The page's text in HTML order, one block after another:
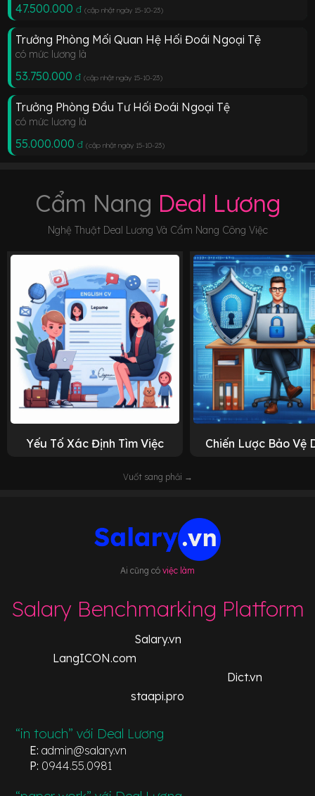
47.500.000 đ (cập nhật ngày 15-10-23)
Trưởng Phòng Mối Quan Hệ Hối Đoái Ngoại Tệ
có mức lương là
53.750.000 đ (cập nhật ngày 15-10-23)
Trưởng Phòng Đầu Tư Hối Đoái Ngoại Tệ
có mức lương là
55.000.000 đ (cập nhật ngày 15-10-23)
Cẩm Nang Deal Lương
Nghệ Thuật Deal Lương Và Cẩm Nang Công Việc
Yếu Tố Xác Định Tìm Việc Chiến Lược Bảo Vệ
Vuốt sang phải →
Ai cũng có việc làm
Salary Benchmarking Platform
Salary.vn
LangICON.com
Dict.vn
staapi.pro
“in touch” với Deal Lương
E: admin@salary.vn
P: 0944.55.0981